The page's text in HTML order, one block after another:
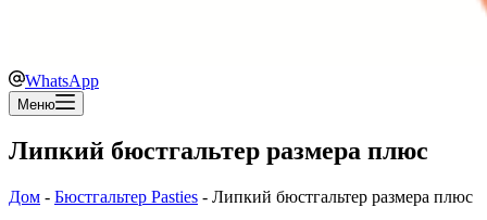
WhatsApp
Меню
Липкий бюстгальтер размера плюс
Дом - Бюстгальтер Pasties - Липкий бюстгальтер размера плюс